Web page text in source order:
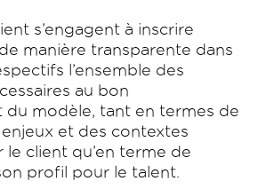
s’engagent à inscrire
manière transparente dans
l’ensemble des
au bon
modèle, tant en termes de
et des contextes
client qu’en terme de
profil pour le talent.